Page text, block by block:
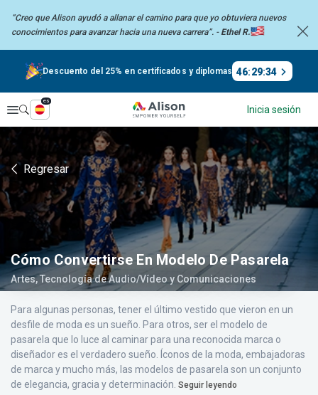
“Creo que Alison ayudó a allanar el camino para que yo obtuviera nuevos
conocimientospara avanzar hacia una nueva carrera”. - Ethel R.
Descuento del 25% en certificados y diplomas 46:29:33
Explorar
es
Inicia sesión
Regresar
Cómo Convertirse En Modelo De Pasarela
Artes, Tecnología de Audio/Vídeo y Comunicaciones
Para algunas personas, tener el último vestido que vieron en un
desfile de moda es un sueño. Para otros, ser el modelo de
pasarela que lo luce al caminar para una reconocida marca o
diseñador es el verdadero sueño. Íconos de la moda, embajadoras
de marca y mucho más, las modelos de pasarela son un conjunto
de elegancia, gracia y determinación. Seguir leyendo